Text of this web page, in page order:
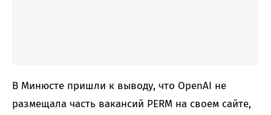
В Минюсте пришли к выводу, что OpenAI не
размещала часть вакансий PERM на своем сайте,